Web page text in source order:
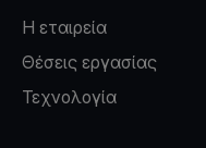
Η εταιρεία
Θέσεις εργασίας
Τεχνολογία